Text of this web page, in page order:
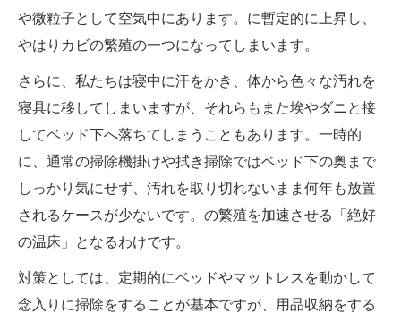
や微粒子として空気中にあります。に暫定的に上昇し、
やはりカビの繁殖の一つになってしまいます。
さらに、私たちは寝中に汗をかき、体から色々な汚れを
寝具に移してしまいますが、それらもまた埃やダニと接
してベッド下へ落ちてしまうこともあります。一時的
に、通常の掃除機掛けや拭き掃除ではベッド下の奥まで
しっかり気にせず、汚れを取り切れないまま何年も放置
されるケースが少ないです。の繁殖を加速させる「絶好
の温床」となるわけです。
対策としては、定期的にベッドやマットレスを動かして
念入りに掃除をすることが基本ですが、用品収納をする